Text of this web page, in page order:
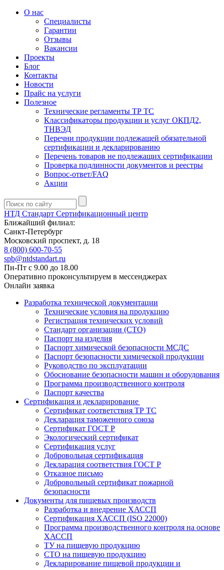
О нас
Специалисты
Гарантии
Отзывы
Вакансии
Проекты
Блог
Контакты
Новости
Прайс на услуги
Полезное
Технические регламенты ТР ТС
Классификаторы продукции и услуг ОКПД2,
ТНВЭД
Перечни продукции подлежащей обязательной
сертификации и декларированию
Перечень товаров не подлежащих сертификации
Проверка подлинности документов и реестры
Вопрос-ответ/FAQ
Акции
НТД Стандарт Сертификационный центр
Ближайший филиал:
Санкт-Петербург
Московский проспект, д. 18
8 (800) 600-70-55
spb@ntdstandart.ru
Пн-Пт с 9.00 до 18.00
Оперативно проконсультируем в мессенджерах
Онлайн заявка
Разработка технической документации
Технические условия на продукцию
Регистрация технических условий
Стандарт организации (СТО)
Паспорт на изделия
Паспорт химической безопасности МСДС
Паспорт безопасности химической продукции
Руководство по эксплуатации
Обоснование безопасности машин и оборудования
Программа производственного контроля
Паспорт качества
Сертификация и декларирование
Сертификат соответствия ТР ТС
Декларация таможенного союза
Сертификат ГОСТ Р
Экологический сертификат
Сертификация услуг
Добровольная сертификация
Декларация соответствия ГОСТ Р
Отказное письмо
Добровольный сертификат пожарной
безопасности
Документы для пищевых производств
Разработка и внедрение ХАССП
Сертификация ХАССП (ISO 22000)
Программа производственного контроля на основе
ХАССП
ТУ на пищевую продукцию
СТО на пищевую продукцию
Декларирование пищевой продукции и